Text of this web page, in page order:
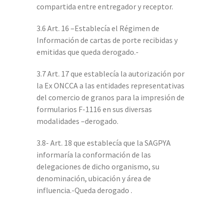
compartida entre entregador y receptor.
3.6 Art. 16 –Establecía el Régimen de
Información de cartas de porte recibidas y
emitidas que queda derogado.-
3.7 Art. 17 que establecía la autorización por
la Ex ONCCA a las entidades representativas
del comercio de granos para la impresión de
formularios F-1116 en sus diversas
modalidades –derogado.
3.8- Art. 18 que establecía que la SAGPYA
informaría la conformación de las
delegaciones de dicho organismo, su
denominación, ubicación y área de
influencia.-Queda derogado .